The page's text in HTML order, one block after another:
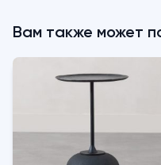
Вам также может